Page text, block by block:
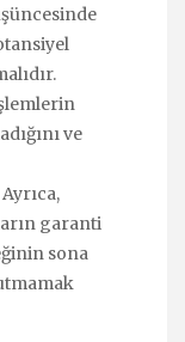
ve
garanti
sona